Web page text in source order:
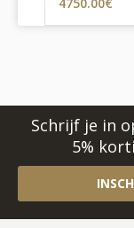
Schrijf je in
5%